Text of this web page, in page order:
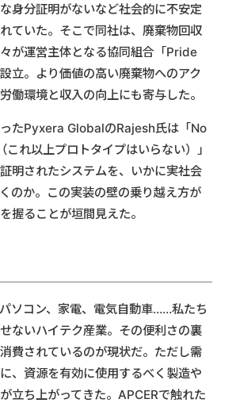
身分証明がないなど社会的に不安定
ていた。そこで同社は、廃棄物回収
が運営主体となる協同組合「Pride
立。より価値の高い廃棄物へのアク
働環境と収入の向上にも寄与した。
たPyxera GlobalのRajesh氏は「No
れ以上プロトタイプはいらない）」
明されたシステムを、いかに実社会
のか。この実装の壁の乗り越え方が
握ることが垣間見えた。
ソコン、家電、電気自動車……私たち
ないハイテク産業。その便利さの裏
費されているのが現状だ。ただし需
、資源を有効に使用するべく製造や
立ち上がってきた。APCERで触れた